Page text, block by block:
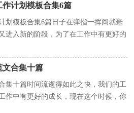
作计划模板合集6篇
划模板合集6篇日子在弹指一挥间就毫
进入新的阶段，为了在工作中有更好的
划如何写了。做好工作...
文合集十篇
集十篇时间流逝得如此之快，我们的工
作中有更好的成长，现在这个时候，你
的开头要怎么写？想必这让大...